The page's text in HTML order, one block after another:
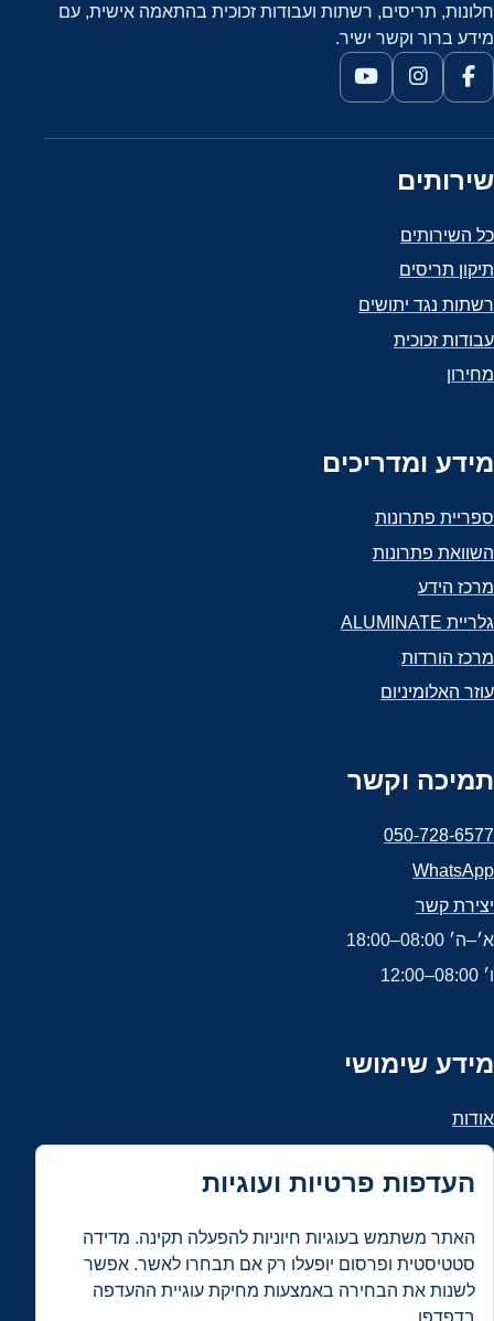
חלונות, תריסים, רשתות ועבודות זכוכית בהתאמה אישית, עם
מידע ברור וקשר ישיר.
שירותים
כל השירותים
תיקון תריסים
רשתות נגד יתושים
עבודות זכוכית
מחירון
מידע ומדריכים
ספריית פתרונות
השוואת פתרונות
מרכז הידע
גלריית ALUMINATE
מרכז הורדות
עוזר האלומיניום
תמיכה וקשר
050-728-6577
WhatsApp
יצירת קשר
א׳–ה׳ 08:00–18:00
ו׳ 08:00–12:00
מידע שימושי
אודות
הצהרת נגישות
מדיניות פרטיות ו־Cookies
מפת האתר
עדכונים ו־RSS
העדפות פרטיות ועוגיות
האתר משתמש בעוגיות חיוניות להפעלה תקינה. מדידה
סטטיסטית ופרסום יופעלו רק אם תבחרו לאשר. אפשר
לשנות את הבחירה באמצעות מחיקת עוגיית ההעדפה
בדפדפן.